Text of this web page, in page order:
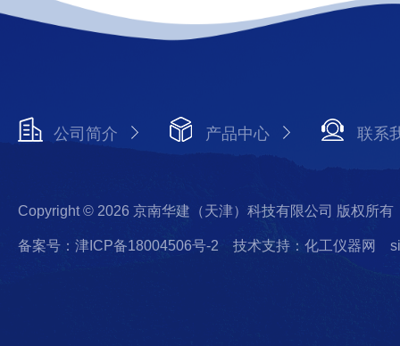
公司简介 产品中心 联系
Copyright © 2026 京南华建（天津）科技有限公司 版权所有
备案号：津ICP备18004506号-2 技术支持：化工仪器网